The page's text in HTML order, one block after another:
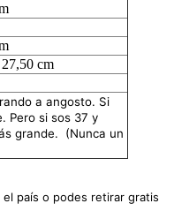
cm
a angosto. Si
Pero si sos 37 y
grande. (Nunca un
país o podes retirar gratis